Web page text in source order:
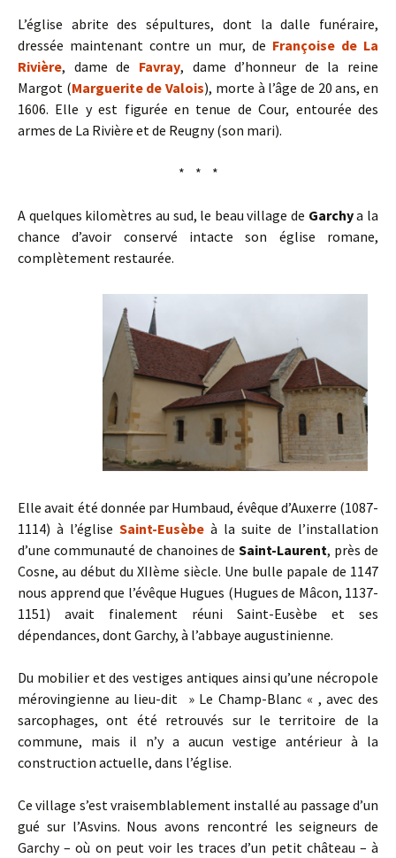
L’église abrite des sépultures, dont la dalle funéraire,
dressée maintenant contre un mur, de Françoise de La
Rivière, dame de Favray, dame d’honneur de la reine
Margot (Marguerite de Valois), morte à l’âge de 20 ans, en
1606. Elle y est figurée en tenue de Cour, entourée des
armes de La Rivière et de Reugny (son mari).
* * *
A quelques kilomètres au sud, le beau village de Garchya la
chance d’avoir conservé intacte son église romane,
complètement restaurée.
Elle avait été donnée par Humbaud, évêque d’Auxerre (1087-
1114) à l’église Saint-Eusèbe à la suite de l’installation
d’une communauté de chanoines deSaint-Laurent, près de
Cosne, au début du XIIème siècle. Une bulle papale de 1147
nous apprend que l’évêque Hugues (Hugues de Mâcon, 1137-
1151) avait finalement réuni Saint-Eusèbe et ses
dépendances, dont Garchy, à l’abbaye augustinienne.
Du mobilier et des vestiges antiques ainsi qu’une nécropole
mérovingienne au lieu-dit » Le Champ-Blanc « , avec des
sarcophages, ont été retrouvés sur le territoire de la
commune, mais il n’y a aucun vestige antérieur à la
construction actuelle, dans l’église.
Ce village s’est vraisemblablement installé au passage d’un
gué sur l’Asvins. Nous avons rencontré les seigneurs de
Garchy – où on peut voir les traces d’un petit château – à